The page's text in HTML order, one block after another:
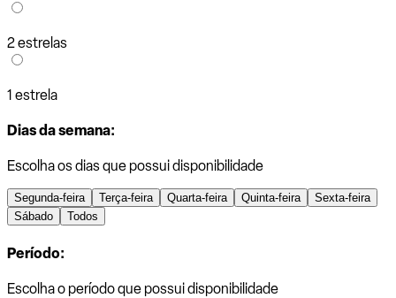
2 estrelas
1 estrela
Dias da semana:
Escolha os dias que possui disponibilidade
Segunda-feira Terça-feira Quarta-feira Quinta-feira
Sexta-feira
Sábado
Todos
Período:
Escolha o período que possui disponibilidade